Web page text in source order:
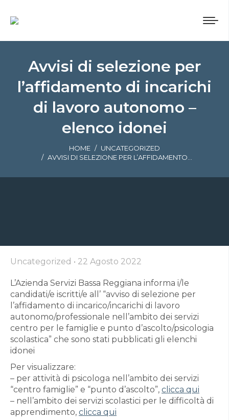
Avvisi di selezione per
l’affidamento di incarichi
di lavoro autonomo –
elenco idonei
HOME
UNCATEGORIZED
AVVISI DI SELEZIONE PER L’AFFIDAMENTO…
Uncategorized • 22 Agosto 2022
L’Azienda Servizi Bassa Reggiana informa i/le
candidati/e iscritti/e all’ “avviso di selezione per
l’affidamento di incarico/incarichi di lavoro
autonomo/professionale nell’ambito dei servizi
centro per le famiglie e punto d’ascolto/psicologia
scolastica” che sono stati pubblicati gli elenchi
idonei
Per visualizzare:
– per attività di psicologa nell’ambito dei servizi
“centro famiglie” e “punto d’ascolto”, clicca qui
– nell’ambito dei servizi scolastici per le difficoltà di
apprendimento, clicca qui